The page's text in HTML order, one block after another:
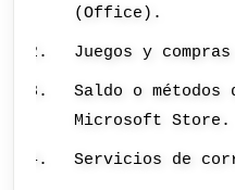
(Office).
Juegos y
Saldo o métodos
Microsoft Store.
Servicios de